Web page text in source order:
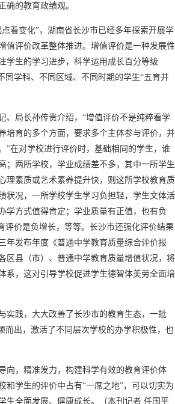
确的教育政绩观。
看变化”，湖南省长沙市已经多年探索开展学
值评价改革整体推进。增值评价是一种发展性
学生的学习进步，科学运用成长百分等级
同学科、不同区域、不同时期的学生“五育并
、局长孙传贵介绍，“增值评价不是纯粹看学
培育的多个方面，要求多个主体参与评价，并
”在对学校进行评价时，基础相同的学生，谁
；两所学校，学业成绩差不多，其中一所学生
理素质或艺术素养提升快，则这所学校教育质
状况，一所学校学生学习负担轻，学生文体活
学方式值得肯定；学业质量有正值，也有负
评价是负增长，等等。长沙市还强化评价结果
年发布年度《普通中学教育质量综合评价报
区县（市）、普通中学教育质量增值状况，将
系，这对引导学校促进学生德智体美劳全面培
实践，大大改善了长沙市的教育生态，一批
而出，激活了不同层次学校的办学积极性，也
向，精准发力，构建科学有效的教育评价体
和学生的评价中占有“一席之地”，可以切实为
生全面发展、健康成长。（本刊记者 任国平